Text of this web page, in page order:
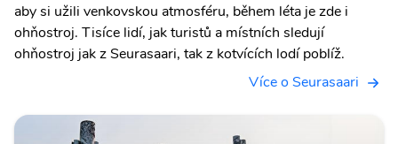
aby si užili venkovskou atmosféru, během léta je zde i
ohňostroj. Tisíce lidí, jak turistů a místních sledují
ohňostroj jak z Seurasaari, tak z kotvících lodí poblíž.
Více o Seurasaari